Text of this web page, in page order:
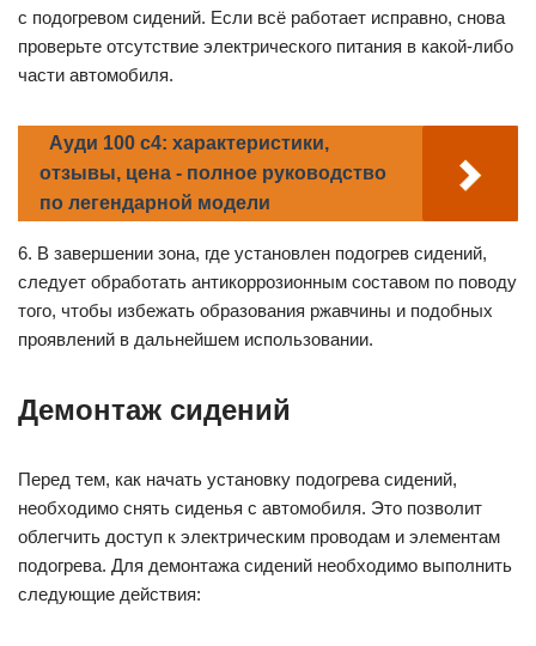
с подогревом сидений. Если всё работает исправно, снова
проверьте отсутствие электрического питания в какой-либо
части автомобиля.
Ауди 100 с4: характеристики,
отзывы, цена - полное руководство
по легендарной модели
6. В завершении зона, где установлен подогрев сидений,
следует обработать антикоррозионным составом по поводу
того, чтобы избежать образования ржавчины и подобных
проявлений в дальнейшем использовании.
Демонтаж сидений
Перед тем, как начать установку подогрева сидений,
необходимо снять сиденья с автомобиля. Это позволит
облегчить доступ к электрическим проводам и элементам
подогрева. Для демонтажа сидений необходимо выполнить
следующие действия: